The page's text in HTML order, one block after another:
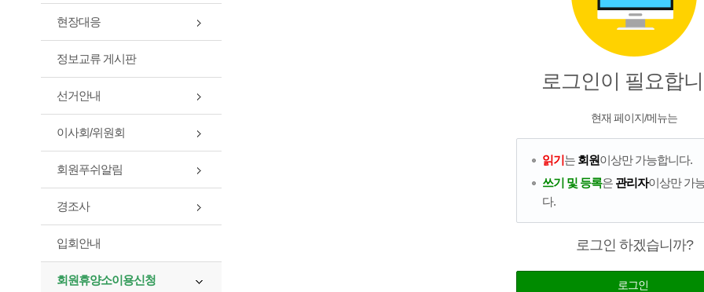
현장대응
정보교류 게시판
선거안내
이사회/위원회
회원푸쉬알림
경조사
입회안내
회원휴양소이용신청
로그인이 필요합
현재 페이지/메뉴는
읽기는 회원이상만 가능합니다.
쓰기 및 등록은 관리자이상만 가
다.
로그인 하겠습니까?
로그인